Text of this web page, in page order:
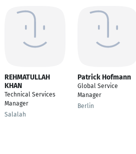
REHMATULLAH
KHAN
Technical Services
Manager
Salalah
Patrick Hofmann
Global Service
Manager
Berlin